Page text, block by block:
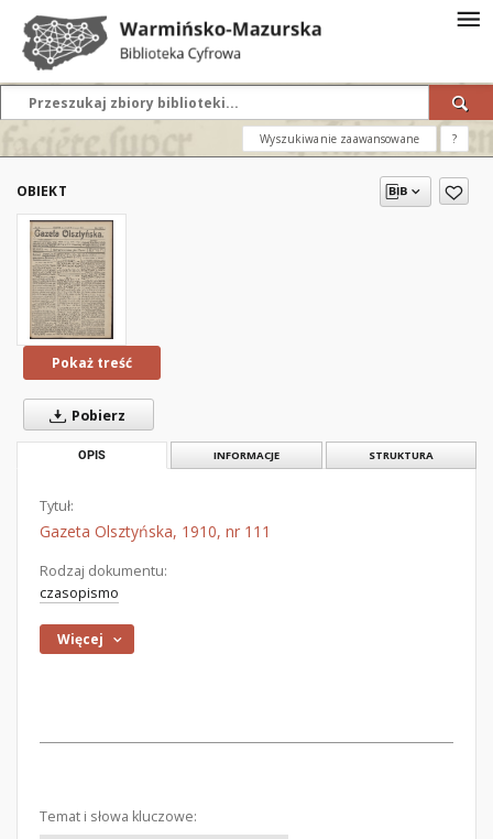
Wyszukiwanie zaawansowane ?
OBIEKT
Pokaż treść
Pobierz
OPIS INFORMACJE STRUKTURA
Tytuł:
Gazeta Olsztyńska, 1910, nr 111
Rodzaj dokumentu:
czasopismo
Więcej
Temat i słowa kluczowe: